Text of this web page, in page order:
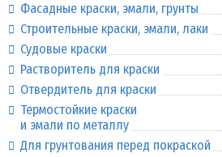
Фасадные краски, эмали, грунты
Строительные краски, эмали, лаки
Судовые краски
Растворитель для краски
Отвердитель для краски
Термостойкие краски
и эмали по металлу
Для грунтования перед покраской